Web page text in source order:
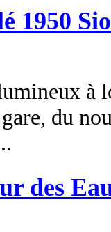
1950
à
du
des